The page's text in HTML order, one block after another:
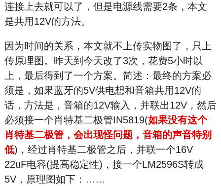
连接上去就可以了，但是电源线需要2条，本文
是共用12V的方法。
因为时间的关系，本文就不上传实物图了，只上
传原理图。昨天到今天改了3次，花费5小时以
上，最后得到了一个方案。简述：最终的方案必
须是，如果蓝牙的5V供电想和音箱共用12V的
话，方法是，音箱的12V输入，并联出12V，然后
必须接一个肖特基二极管IN5819(如果没有这个
肖特基二极管，会出现怪问题，音箱的声音特别
低)，经过肖特基二极管之后，并联一个16V
22uF电容(提高稳定性)，接一个LM2596S转成
5V，原理图如下：……